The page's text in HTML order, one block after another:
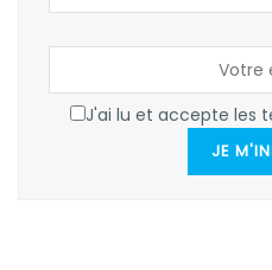
J'ai lu et accepte les
JE